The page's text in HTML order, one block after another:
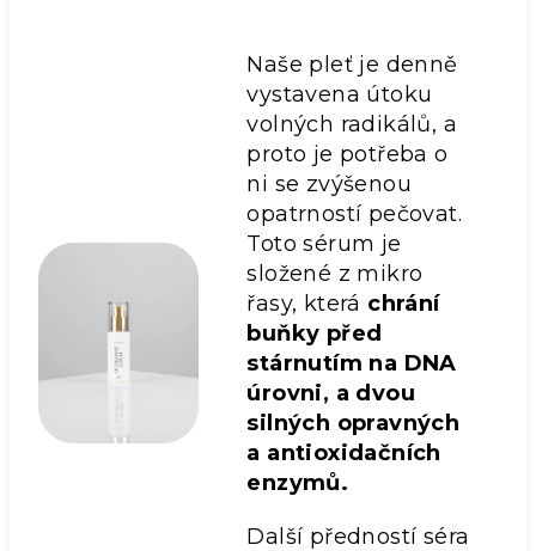
Naše pleť je denně
vystavena útoku
volných radikálů, a
proto je potřeba o
ni se zvýšenou
opatrností pečovat.
Toto sérum je
složené z mikro
řasy, která chrání
buňky před
stárnutím na DNA
úrovni, a dvou
silných opravných
a antioxidačních
enzymů.
Další předností séra